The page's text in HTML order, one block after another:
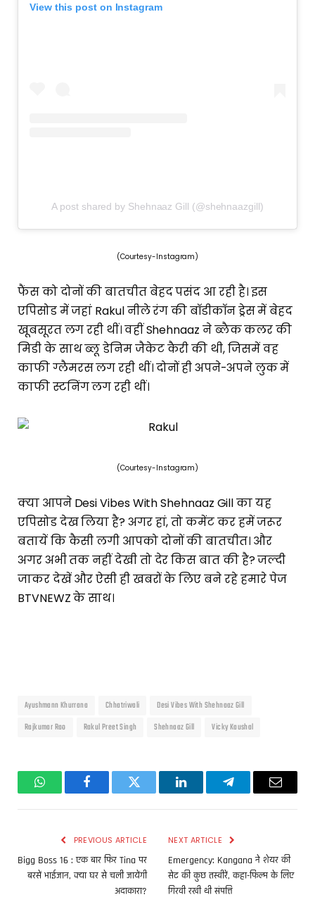
View this post on Instagram
A post shared by Shehnaaz Gill (@shehnaazgill)
(Courtesy-Instagram)
फैंस को दोनों की बातचीत बेहद पसंद आ रही है। इस
एपिसोड में जहां Rakul नीले रंग की बॉडीकॉन ड्रेस में बेहद
खूबसूरत लग रही थीं। वहीं Shehnaaz ने ब्लैक कलर की
मिडी के साथ ब्लू डेनिम जैकेट कैरी की थी, जिसमें वह
काफी ग्लैमरस लग रही थीं। दोनों ही अपने-अपने लुक में
काफी स्टनिंग लग रही थीं।
(Courtesy-Instagram)
क्या आपने Desi Vibes With Shehnaaz Gill का यह
एपिसोड देख लिया है? अगर हां, तो कमेंट कर हमें जरूर
बतायें कि कैसी लगी आपको दोनों की बातचीत। और
अगर अभी तक नहीं देखी तो देर किस बात की है? जल्दी
जाकर देखें और ऐसी ही खबरों के लिए बने रहे हमारे पेज
BTVNEWZ के साथ।
Ayushmann Khurrana Chhatriwali
Desi Vibes With Shehnaaz Gill
Rajkumar Rao
Rakul Preet Singh Shehnaaz Gill Vicky Kaushal
WhatsAppFacebookTwitter LinkedInTelegramEmail
PREVIOUS ARTICLE
Bigg Boss 16 : एक बार फिर Tina पर
बरसें भाईजान, क्या घर से चली जायेंगी
अदाकारा?
NEXT ARTICLE
Emergency: Kangana ने शेयर की
सेट की कुछ तस्वीरें, कहा-फिल्म के लिए
गिरवी रखी थी संपत्ति